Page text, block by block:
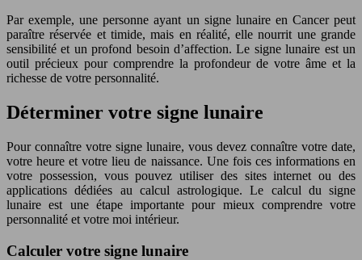
Par exemple, une personne ayant un signe lunaire en Cancer peut
paraître réservée et timide, mais en réalité, elle nourrit une grande
sensibilité et un profond besoin d’affection. Le signe lunaire est un
outil précieux pour comprendre la profondeur de votre âme et la
richesse de votre personnalité.
Déterminer votre signe lunaire
Pour connaître votre signe lunaire, vous devez connaître votre date,
votre heure et votre lieu de naissance. Une fois ces informations en
votre possession, vous pouvez utiliser des sites internet ou des
applications dédiées au calcul astrologique. Le calcul du signe
lunaire est une étape importante pour mieux comprendre votre
personnalité et votre moi intérieur.
Calculer votre signe lunaire